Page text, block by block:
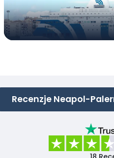
Recenzje Neapol-